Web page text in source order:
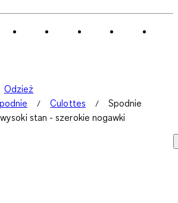
Odzież
Culottes
Spodnie
stan - szerokie nogawki